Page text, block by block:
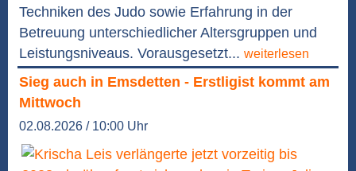
Techniken des Judo sowie Erfahrung in der
Betreuung unterschiedlicher Altersgruppen und
Leistungsniveaus. Vorausgesetzt... weiterlesen
Sieg auch in Emsdetten - Erstligist kommt am
Mittwoch
02.08.2026 / 10:00 Uhr